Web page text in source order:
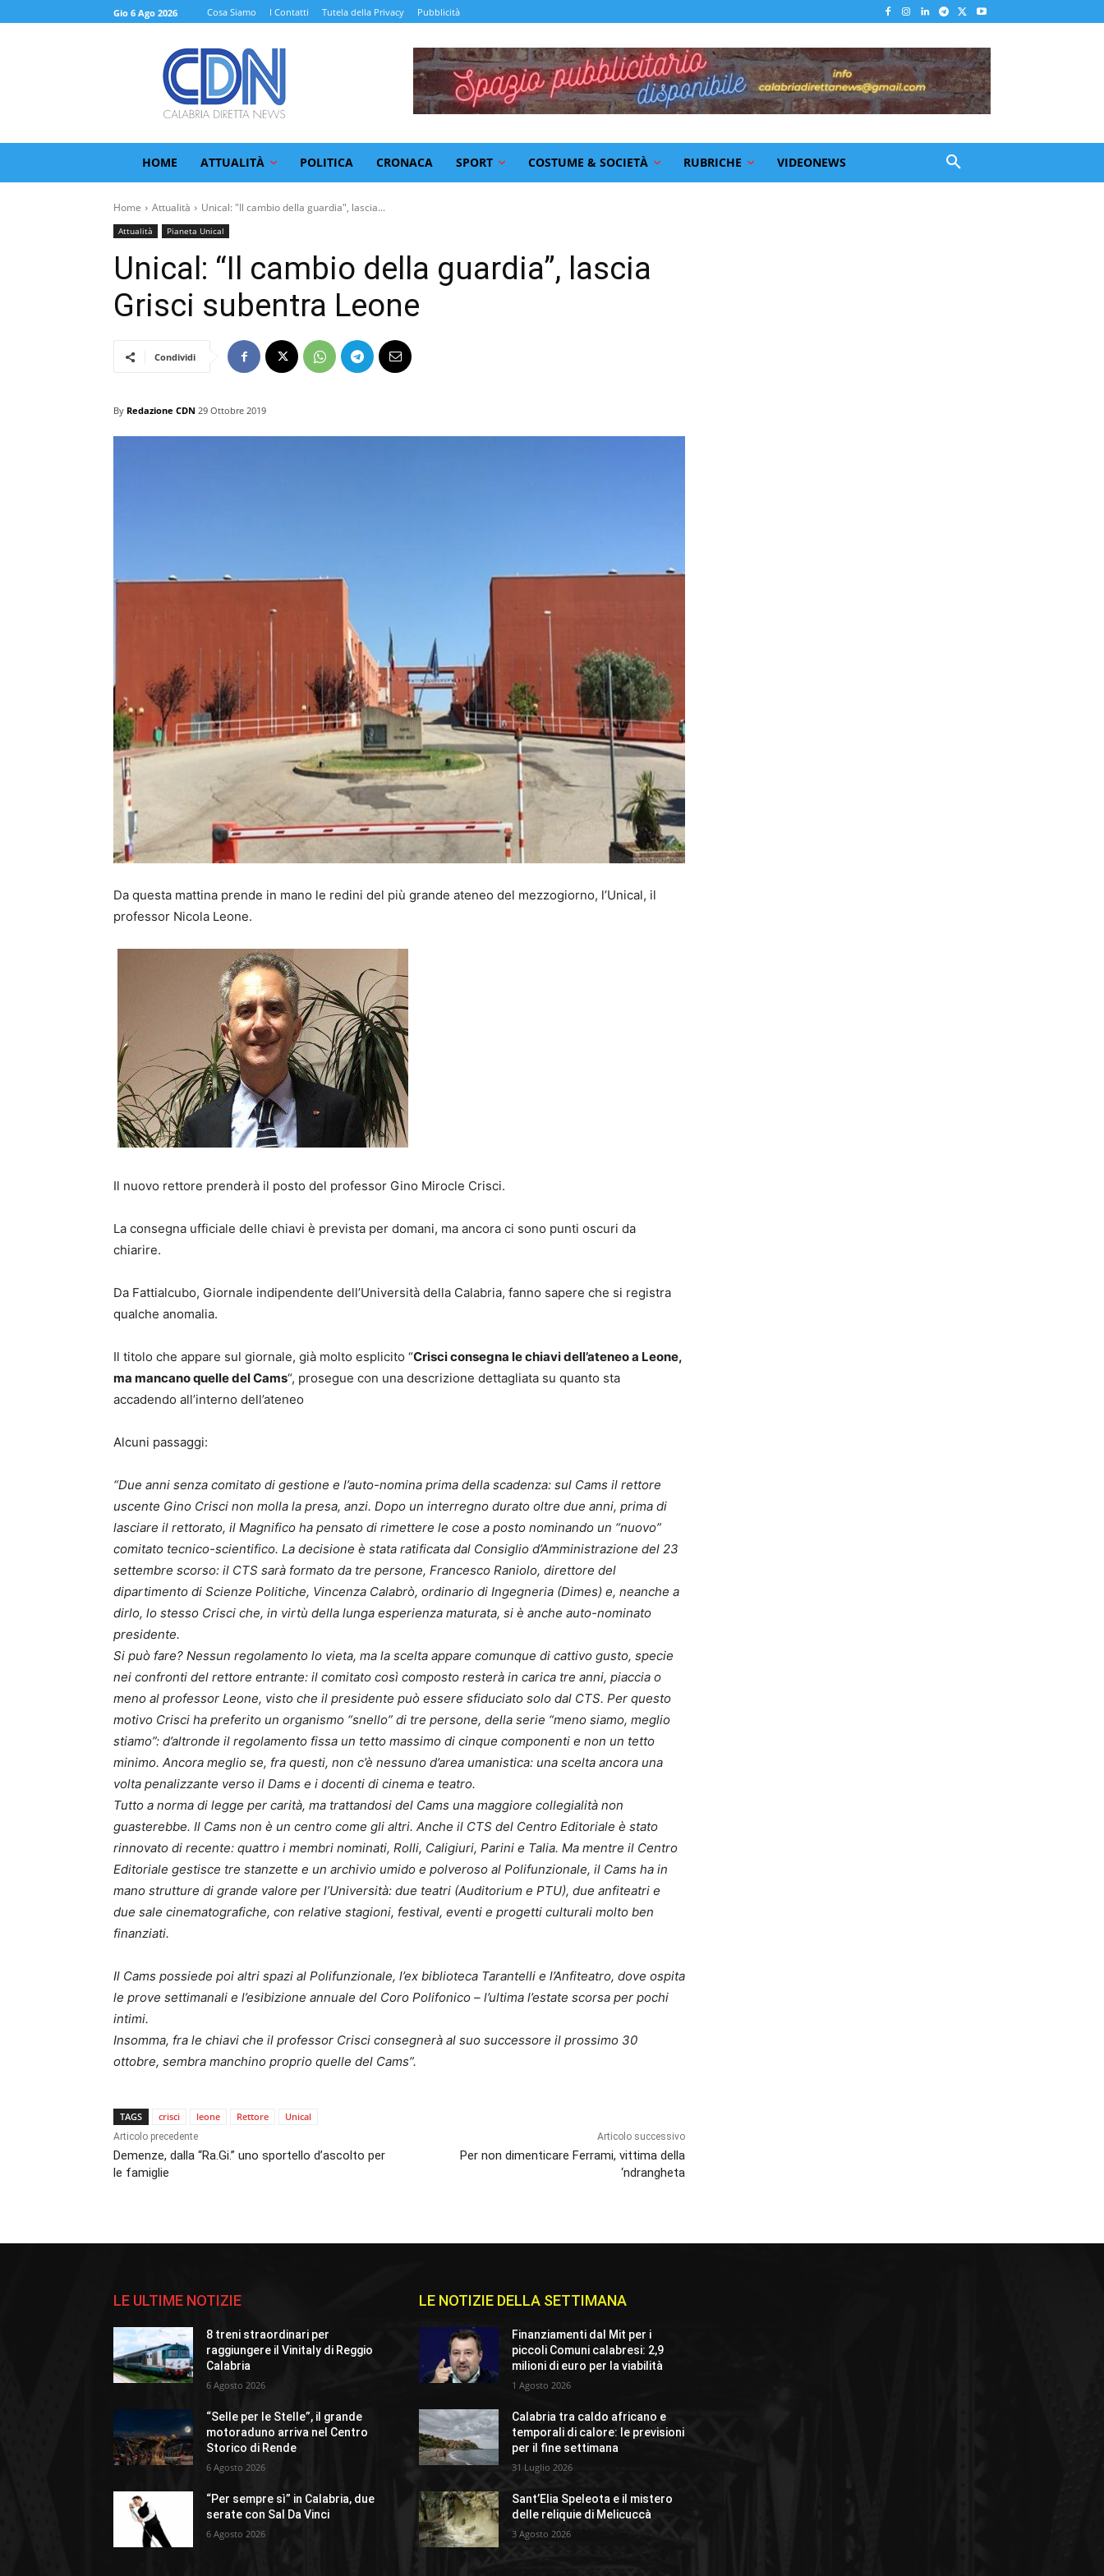
Gio 6 Ago 2026 Cosa Siamo I Contatti Tutela della Privacy Pubblicità
HOME ATTUALITÀ POLITICA CRONACA SPORT COSTUME & SOCIETÀ RUBRICHE VIDEONEWS
Home Attualità Unical: "Il cambio della guardia", lascia...
Attualità Pianeta Unical
Unical: “Il cambio della guardia”, lascia
Grisci subentra Leone
Condividi
By Redazione CDN 29 Ottobre 2019
Da questa mattina prende in mano le redini del più grande ateneo del mezzogiorno, l’Unical, il
professor Nicola Leone.
Il nuovo rettore prenderà il posto del professor Gino Mirocle Crisci.
La consegna ufficiale delle chiavi è prevista per domani, ma ancora ci sono punti oscuri da
chiarire.
Da Fattialcubo, Giornale indipendente dell’Università della Calabria, fanno sapere che si registra
qualche anomalia.
Il titolo che appare sul giornale, già molto esplicito “Crisci consegna le chiavi dell’ateneo a Leone,
ma mancano quelle del Cams“, prosegue con una descrizione dettagliata su quanto sta
accadendo all’interno dell’ateneo
Alcuni passaggi:
“Due anni senza comitato di gestione e l’auto-nomina prima della scadenza: sul Cams il rettore
uscente Gino Crisci non molla la presa, anzi. Dopo un interregno durato oltre due anni, prima di
lasciare il rettorato, il Magnifico ha pensato di rimettere le cose a posto nominando un “nuovo”
comitato tecnico-scientifico. La decisione è stata ratificata dal Consiglio d’Amministrazione del 23
settembre scorso: il CTS sarà formato da tre persone, Francesco Raniolo, direttore del
dipartimento di Scienze Politiche, Vincenza Calabrò, ordinario di Ingegneria (Dimes) e, neanche a
dirlo, lo stesso Crisci che, in virtù della lunga esperienza maturata, si è anche auto-nominato
presidente.
Si può fare? Nessun regolamento lo vieta, ma la scelta appare comunque di cattivo gusto, specie
nei confronti del rettore entrante: il comitato così composto resterà in carica tre anni, piaccia o
meno al professor Leone, visto che il presidente può essere sfiduciato solo dal CTS. Per questo
motivo Crisci ha preferito un organismo “snello” di tre persone, della serie “meno siamo, meglio
stiamo”: d’altronde il regolamento fissa un tetto massimo di cinque componenti e non un tetto
minimo. Ancora meglio se, fra questi, non c’è nessuno d’area umanistica: una scelta ancora una
volta penalizzante verso il Dams e i docenti di cinema e teatro.
Tutto a norma di legge per carità, ma trattandosi del Cams una maggiore collegialità non
guasterebbe. Il Cams non è un centro come gli altri. Anche il CTS del Centro Editoriale è stato
rinnovato di recente: quattro i membri nominati, Rolli, Caligiuri, Parini e Talia. Ma mentre il Centro
Editoriale gestisce tre stanzette e un archivio umido e polveroso al Polifunzionale, il Cams ha in
mano strutture di grande valore per l’Università: due teatri (Auditorium e PTU), due anfiteatri e
due sale cinematografiche, con relative stagioni, festival, eventi e progetti culturali molto ben
finanziati.
Il Cams possiede poi altri spazi al Polifunzionale, l’ex biblioteca Tarantelli e l’Anfiteatro, dove ospita
le prove settimanali e l’esibizione annuale del Coro Polifonico – l’ultima l’estate scorsa per pochi
intimi.
Insomma, fra le chiavi che il professor Crisci consegnerà al suo successore il prossimo 30
ottobre, sembra manchino proprio quelle del Cams”.
TAGS crisci leone Rettore Unical
Articolo precedente
Demenze, dalla “Ra.Gi.” uno sportello d’ascolto per
le famiglie
Articolo successivo
Per non dimenticare Ferrami, vittima della
‘ndrangheta
LE ULTIME NOTIZIE
8 treni straordinari per
raggiungere il Vinitaly di Reggio
Calabria
6 Agosto 2026
“Selle per le Stelle”, il grande
motoraduno arriva nel Centro
Storico di Rende
6 Agosto 2026
“Per sempre sì” in Calabria, due
serate con Sal Da Vinci
6 Agosto 2026
LE NOTIZIE DELLA SETTIMANA
Finanziamenti dal Mit per i
piccoli Comuni calabresi: 2,9
milioni di euro per la viabilità
1 Agosto 2026
Calabria tra caldo africano e
temporali di calore: le previsioni
per il fine settimana
31 Luglio 2026
Sant’Elia Speleota e il mistero
delle reliquie di Melicuccà
3 Agosto 2026